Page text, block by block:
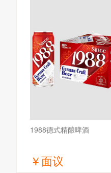
1988德式精酿啤酒
￥面议